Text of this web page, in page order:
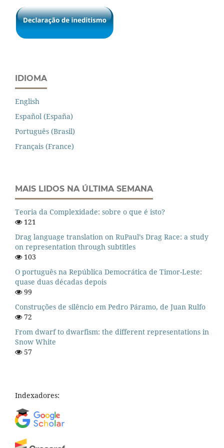
IDIOMA
English
Español (España)
Português (Brasil)
Français (France)
MAIS LIDOS NA ÚLTIMA SEMANA
Teoria da Complexidade: sobre o que é isto?
121
Drag language translation on RuPaul’s Drag Race: a study
on representation through subtitles
103
O português na República Democrática de Timor-Leste:
quase duas décadas depois
99
Construções de silêncio em Pedro Páramo, de Juan Rulfo
72
From dwarf to dwarfism: the different representations in
Snow White
57
Indexadores: